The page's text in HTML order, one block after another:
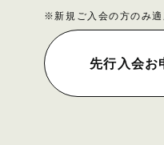
※新規ご入会の方のみ
先行入会お